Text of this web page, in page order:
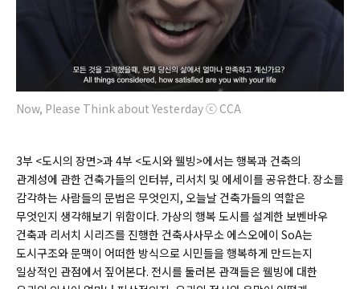
Now, Please Think about Yesterday ⓒ CCA
3부 <도시의 장면>과 4부 <도시와 웰빙>에서는 행복과 건축의
관계성에 관한 건축가들의 인터뷰, 리서치 및 에세이를 공유한다. 장소를
감각하는 사람들의 문법은 무엇인지, 오늘날 건축가들의 역할은
무엇인지 생각해보기 위함이다. 가상의 행복 도시를 설계한 보벤바우
건축과 리서치 시리즈를 진행한 건축사사무소 에스오에이 SoA는
도시구조와 문맥이 어떠한 방식으로 시민들을 행복하게 만드는지
일상적인 관점에서 짚어본다. 전시를 둘러본 관객들은 웰빙에 대한